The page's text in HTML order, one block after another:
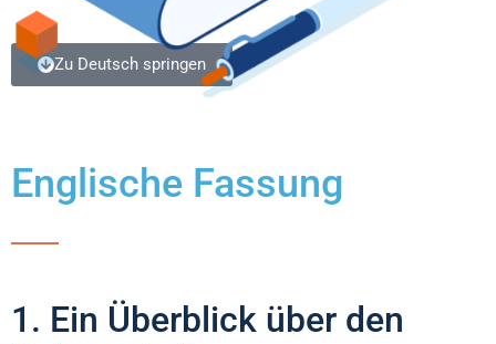
Zu Deutsch springen
Englische Fassung
1. Ein Überblick über den